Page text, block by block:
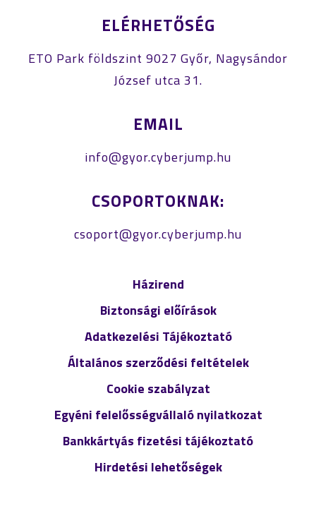
ELÉRHETŐSÉG
ETO Park földszint 9027 Győr, Nagysándor
József utca 31.
EMAIL
info@gyor.cyberjump.hu
CSOPORTOKNAK:
csoport@gyor.cyberjump.hu
Házirend
Biztonsági előírások
Adatkezelési Tájékoztató
Általános szerződési feltételek
Cookie szabályzat
Egyéni felelősségvállaló nyilatkozat
Bankkártyás fizetési tájékoztató
Hirdetési lehetőségek